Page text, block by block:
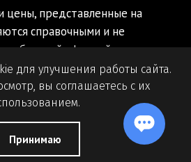
для улучшения работы сайта.
вы соглашаетесь с их
Принимаю